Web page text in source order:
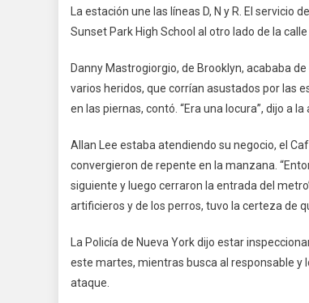
La estación une las líneas D, N y R. El
Sunset Park High School al otro lado de la
Danny Mastrogiorgio, de Brooklyn, acababa
varios heridos, que corrían asustados por las
en las piernas, contó. “Era una locura”, dijo a
Allan Lee estaba atendiendo su negocio, el
convergieron de repente en la manzana.
siguiente y luego cerraron la entrada del
artificieros y de los perros, tuvo la certeza de
La Policía de Nueva York dijo estar
este martes, mientras busca al responsable
ataque.